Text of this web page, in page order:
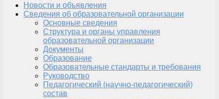
Новости и объявления
Сведения об образовательной организации
Основные сведения
Структура и органы управления
образовательной организации
Документы
Образование
Образовательные стандарты и требования
Руководство
Педагогический (научно-педагогический)
состав